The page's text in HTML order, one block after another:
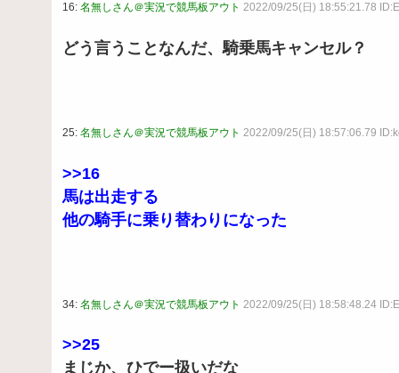
16: 名無しさん＠実況で競馬板アウト 2022/09/25(日) 18:55:21.78
どう言うことなんだ、騎乗馬キャンセル？
25: 名無しさん＠実況で競馬板アウト 2022/09/25(日) 18:57:06.79
>>16
馬は出走する
他の騎手に乗り替わりになった
34: 名無しさん＠実況で競馬板アウト 2022/09/25(日) 18:58:48.24
>>25
まじか、ひでー扱いだな